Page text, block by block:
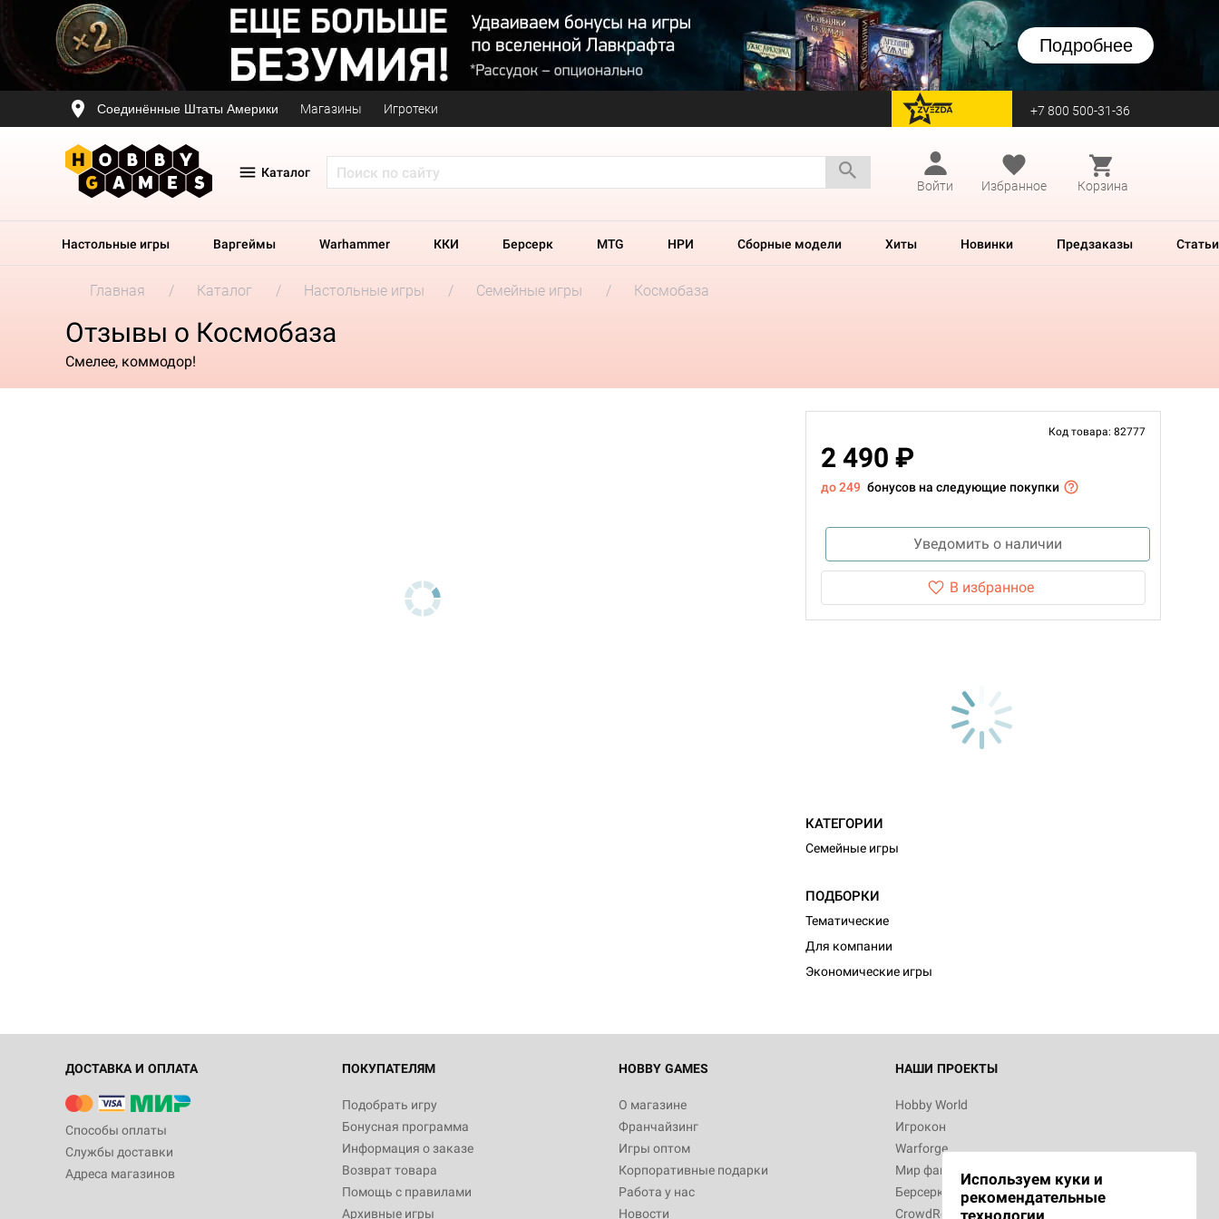
Подробнее
Соединённые Штаты Америки Магазины Игротеки перейти на Zvezda +7 800 500-31-36
Каталог
Войти
Избранное Корзина
Настольные игры Варгеймы Warhammer ККИ Берсерк MTG НРИ Сборные модели Хиты Новинки Предзаказы Статьи
Главная Каталог Настольные игры Семейные игры Космобаза
Отзывы о Космобаза
Смелее, коммодор!
Код товара: 82777
2 490 ₽
до 249 бонусов на следующие покупки
Уведомить о наличии
В избранное
КАТЕГОРИИ
Семейные игры
ПОДБОРКИ
Тематические
Для компании
Экономические игры
ДОСТАВКА И ОПЛАТА
Способы оплаты
Службы доставки
Адреса магазинов
ПОКУПАТЕЛЯМ
Подобрать игру
Бонусная программа
Информация о заказе
Возврат товара
Помощь с правилами
Архивные игры
HOBBY GAMES
О магазине
Франчайзинг
Игры оптом
Корпоративные подарки
Работа у нас
Новости
НАШИ ПРОЕКТЫ
Hobby World
Игрокон
Warforge
Мир фантастики
Берсерк
CrowdRepublic
Используем куки и
рекомендательные
технологии